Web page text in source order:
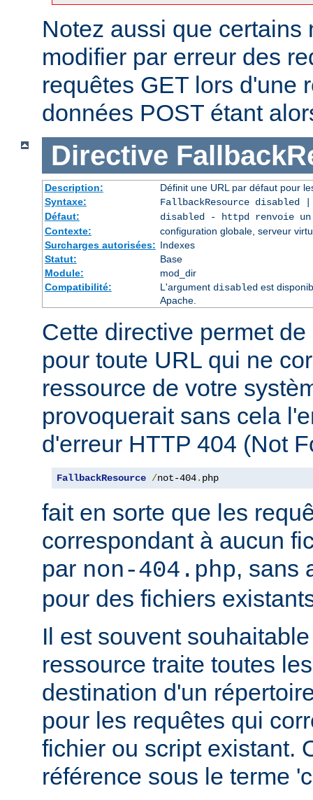
Notez aussi que certains
modifier par erreur des
requêtes GET lors d'une
données POST étant
Directive
Description:
Définit une URL par défaut pour
Syntaxe:
FallbackResource disabled
Défaut:
disabled - httpd renvoie un
Contexte:
configuration globale, serveur
Surcharges autorisées: Indexes
Statut:
Base
Module:
mod_dir
Compatibilité:
L'argument disabledest
Apache.
Cette directive permet
pour toute URL qui ne
ressource de votre
provoquerait sans cela
d'erreur HTTP 404 (Not
FallbackResource /not-404. php
fait en sorte que les
correspondant à aucun
par non-404.php, sans
pour des fichiers
Il est souvent
ressource traite toutes
destination d'un
pour les requêtes qui
fichier ou script existant.
référence sous le terme